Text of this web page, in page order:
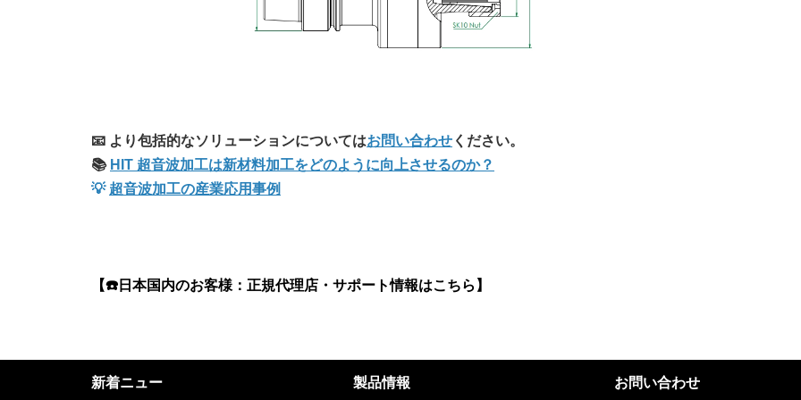
📧 より包括的なソリューションについてはお問い合わせ ください。
📚 HIT 超音波加工は新材料加工をどのように向上させるのか？
💡 超音波加工の産業応用事例
【☎️日本国内のお客様：正規代理店・サポート情報はこちら】
新着ニュー 製品情報 お問い合わせ